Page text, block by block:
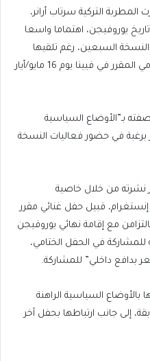
التركية سرتاب أرانر،
يوروفيجن، اهتماما واسعا
السبعين، رغم تلقيها
دعوة رسمية للظهور في الحفل الختامي المقرر في فيينا يوم 16 مايو/أيار
بـ”الأوضاع السياسية
برغبة في حضور فعاليات النسخة
نشرته من خلال خاصية
قبيل حفل غنائي مقرر
مع إقامة نهائي يوروفيجن
للمشاركة في الحفل الختامي،
بدافع داخلي” للمشاركة.
بالأوضاع السياسية الراهنة
إلى جانب ارتباطها بحفل آخر